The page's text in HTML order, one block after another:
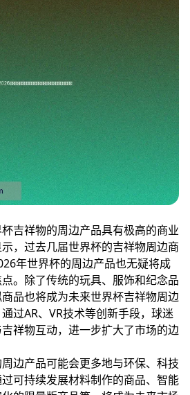
吉祥物的周边产品具有极高的商业
，过去几届世界杯的吉祥物周边商
年世界杯的周边产品也无疑将成
。除了传统的玩具、服饰和纪念品
品也将成为未来世界杯吉祥物周边
过AR、VR技术等创新手段，球迷
祥物互动，进一步扩大了市场的边
边产品可能会更多地与环保、科技
可持续发展材料制作的商品、智能